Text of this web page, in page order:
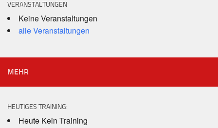
VERANSTALTUNGEN
Keine Veranstaltungen
alle Veranstaltungen
MEHR
HEUTIGES TRAINING:
Heute Kein Training